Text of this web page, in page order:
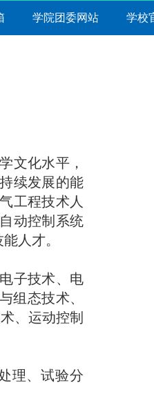
学院团委网站 学校
文化水平，
续发展的能
工程技术人
动控制系统
人才。
子技术、电
组态技术、
、运动控制
理、试验分